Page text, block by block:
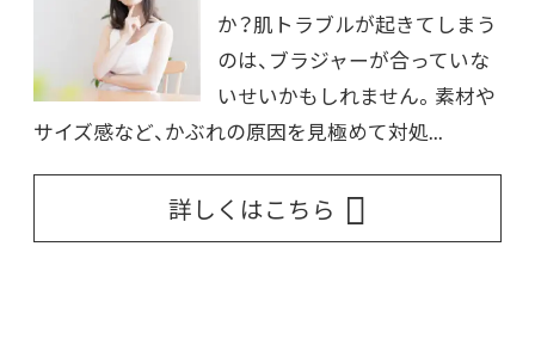
か？肌トラブルが起きてしまう
のは、ブラジャーが合っていな
いせいかもしれません。素材や
サイズ感など、かぶれの原因を見極めて対処...
詳しくはこちら